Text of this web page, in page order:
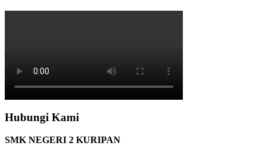
Hubungi Kami
SMK NEGERI 2 KURIPAN